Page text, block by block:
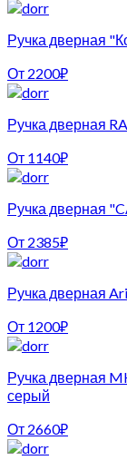
Ручка дверная
От 2200₽
Ручка дверная
От 1140₽
Ручка дверная
От 2385₽
Ручка дверная
От 1200₽
Ручка дверная
серый
От 2660₽